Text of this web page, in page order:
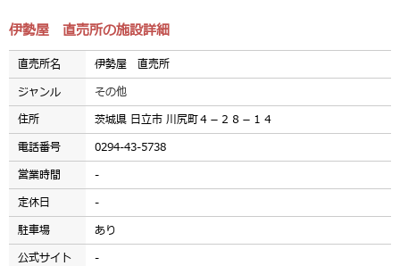
伊勢屋 直売所の施設詳細
直売所名
伊勢屋 直売所
ジャンル
その他
住所
茨城県 日立市 川尻町４－２８－１４
電話番号
0294-43-5738
営業時間
-
定休日
-
駐車場
あり
公式サイト
-